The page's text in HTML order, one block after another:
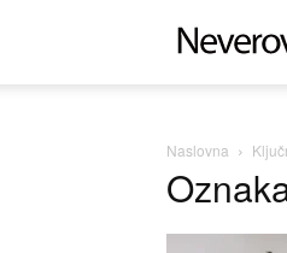
Naslovna